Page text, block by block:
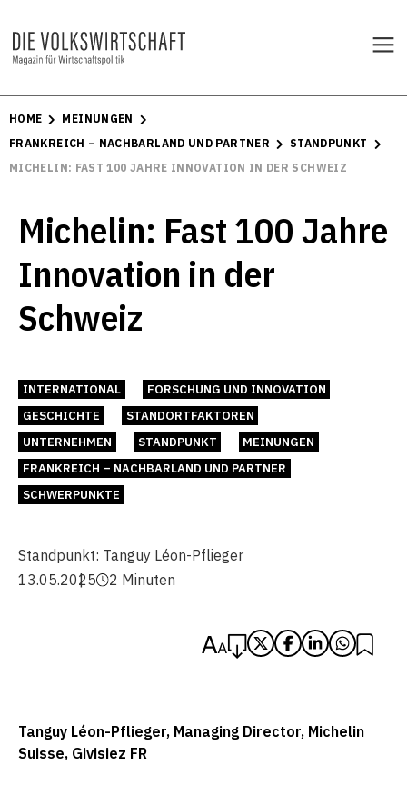
HOME
MEINUNGEN
FRANKREICH – NACHBARLAND UND PARTNER
STANDPUNKT
MICHELIN: FAST 100 JAHRE INNOVATION IN DER SCHWEIZ
Michelin: Fast 100 Jahre
Innovation in der
Schweiz
INTERNATIONAL
FORSCHUNG UND INNOVATION
GESCHICHTE
STANDORTFAKTOREN
UNTERNEHMEN
STANDPUNKT
MEINUNGEN
FRANKREICH – NACHBARLAND UND PARTNER
SCHWERPUNKTE
Standpunkt: Tanguy Léon-Pflieger
13.05.2025
2 Minuten
Tanguy Léon-Pflieger, Managing Director, Michelin
Suisse, Givisiez FR